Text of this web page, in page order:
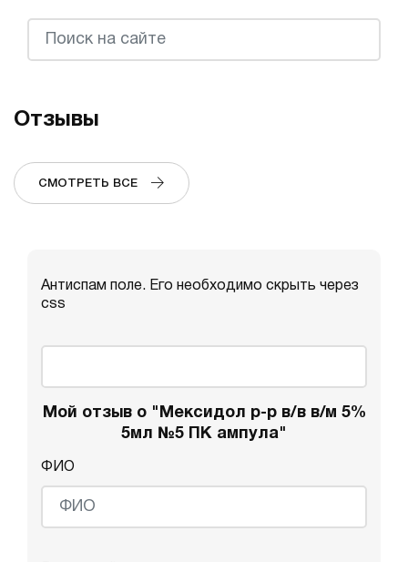
Отзывы
СМОТРЕТЬ ВСЕ
Антиспам поле. Его необходимо скрыть через
css
Мой отзыв о "Мексидол р-р в/в в/м 5%
5мл №5 ПК ампула"
ФИО